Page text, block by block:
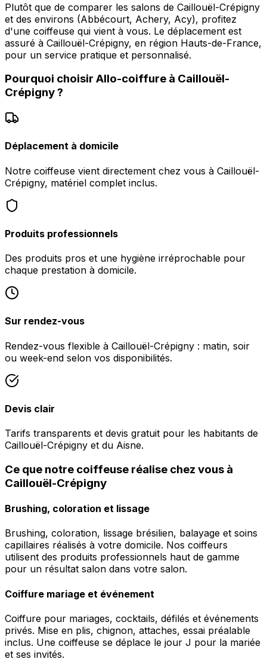
Plutôt que de comparer les salons de Caillouël-Crépigny
et des environs (Abbécourt, Achery, Acy), profitez
d'une coiffeuse qui vient à vous. Le déplacement est
assuré à Caillouël-Crépigny, en région Hauts-de-France,
pour un service pratique et personnalisé.
Pourquoi choisir Allo-coiffure à Caillouël-
Crépigny?
Déplacement à domicile
Notre coiffeuse vient directement chez vous à Caillouël-
Crépigny, matériel complet inclus.
Produits professionnels
Des produits pros et une hygiène irréprochable pour
chaque prestation à domicile.
Sur rendez-vous
Rendez-vous flexible à Caillouël-Crépigny : matin, soir
ou week-end selon vos disponibilités.
Devis clair
Tarifs transparents et devis gratuit pour les habitants de
Caillouël-Crépigny et du Aisne.
Ce que notre coiffeuse réalise chez vous à
Caillouël-Crépigny
Brushing, coloration et lissage
Brushing, coloration, lissage brésilien, balayage et soins
capillaires réalisés à votre domicile. Nos coiffeurs
utilisent des produits professionnels haut de gamme
pour un résultat salon dans votre salon.
Coiffure mariage et événement
Coiffure pour mariages, cocktails, défilés et événements
privés. Mise en plis, chignon, attaches, essai préalable
inclus. Une coiffeuse se déplace le jour J pour la mariée
et ses invités.